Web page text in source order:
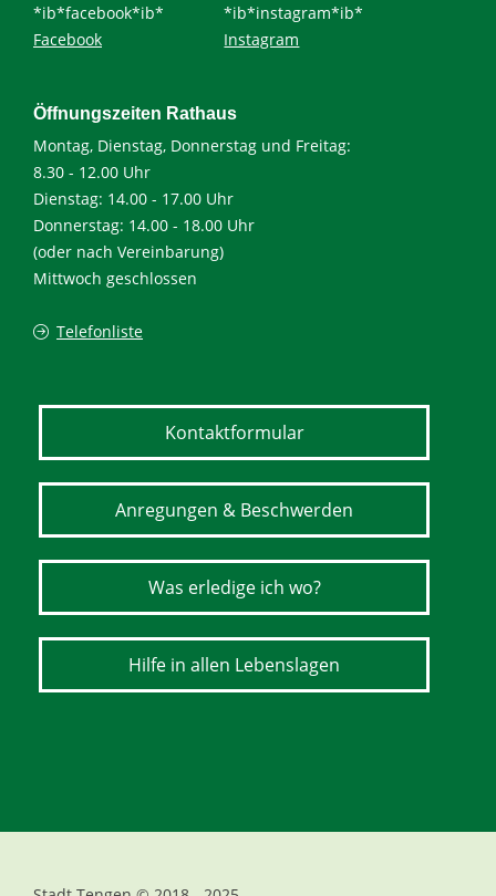
*ib*facebook*ib*
Facebook
*ib*instagram*ib*
Instagram
Öffnungszeiten Rathaus
Montag, Dienstag, Donnerstag und Freitag:
8.30 - 12.00 Uhr
Dienstag: 14.00 - 17.00 Uhr
Donnerstag: 14.00 - 18.00 Uhr
(oder nach Vereinbarung)
Mittwoch geschlossen
Telefonliste
Kontaktformular
Anregungen & Beschwerden
Was erledige ich wo?
Hilfe in allen Lebenslagen